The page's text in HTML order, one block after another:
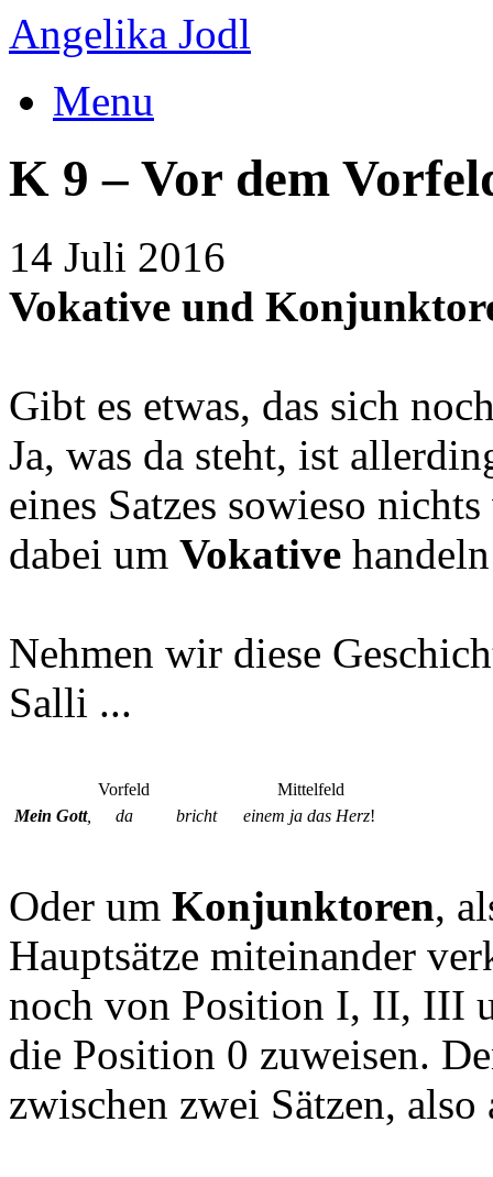
Angelika Jodl
Menu
K 9 – Vor dem
14 Juli 2016
Vokative und
Gibt es etwas, das sich
Ja, was da steht, ist
eines Satzes sowieso
dabei um Vokative
Nehmen wir diese
Salli ...
Vorfeld
Mittelfeld
Mein Gott, da bricht einem ja das Herz!
Oder um Konjunktoren,
Hauptsätze miteinander
noch von Position I, II, III
die Position 0 zuweisen.
zwischen zwei Sätzen,